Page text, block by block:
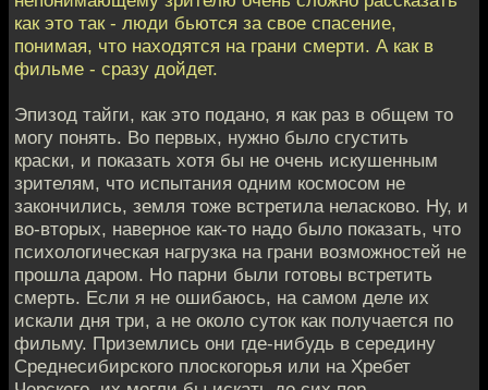
как это так - люди бьются за свое спасение,
понимая, что находятся на грани смерти. А как в
фильме - сразу дойдет.
Эпизод тайги, как это подано, я как раз в общем то
могу понять. Во первых, нужно было сгустить
краски, и показать хотя бы не очень искушенным
зрителям, что испытания одним космосом не
закончились, земля тоже встретила неласково. Ну, и
во-вторых, наверное как-то надо было показать, что
психологическая нагрузка на грани возможностей не
прошла даром. Но парни были готовы встретить
смерть. Если я не ошибаюсь, на самом деле их
искали дня три, а не около суток как получается по
фильму. Приземлись они где-нибудь в середину
Среднесибирского плоскогорья или на Хребет